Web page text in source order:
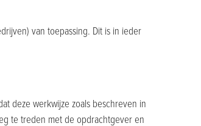
van toepassing. Dit is in ieder
deze werkwijze zoals beschreven in
te treden met de opdrachtgever en